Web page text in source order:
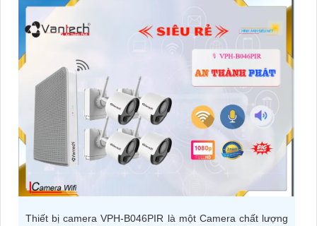
Thiết bị camera VPH-B046PIR là một Camera chất lượng